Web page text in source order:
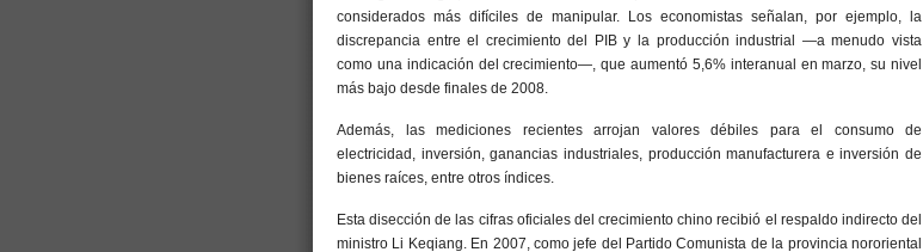
considerados más difíciles de manipular. Los economistas señalan, por ejemplo, la
discrepancia entre el crecimiento del PIB y la producción industrial —a menudo vista
como una indicación del crecimiento—, que aumentó 5,6% interanual en marzo, su nivel
más bajo desde finales de 2008.
Además, las mediciones recientes arrojan valores débiles para el consumo de
electricidad, inversión, ganancias industriales, producción manufacturera e inversión de
bienes raíces, entre otros índices.
Esta disección de las cifras oficiales del crecimiento chino recibió el respaldo indirecto del
ministro Li Keqiang. En 2007, como jefe del Partido Comunista de la provincia nororiental